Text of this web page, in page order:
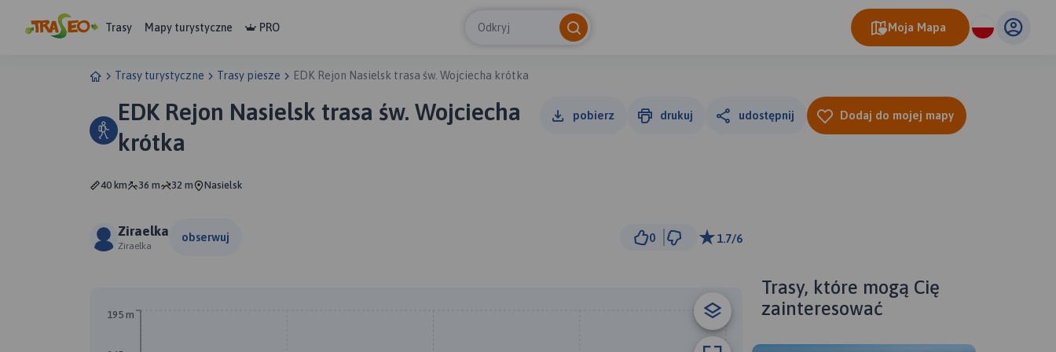
Trasy Mapy turystyczne PRO Odkryj Moja Mapa
Trasy turystyczne Trasy piesze EDK Rejon Nasielsk trasa św. Wojciecha krótka
EDK Rejon Nasielsk trasa św. Wojciecha
krótka
pobierz drukuj udostępnij Dodaj do mojej mapy
40 km 36 m 32 m Nasielsk
Ziraelka
Ziraelka
obserwuj 0 1.7/6
3 km
195 m
Trasy, które mogą Cię
zainteresować